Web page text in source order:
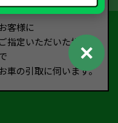
お引取り
お客様に
ご指定いただいた場所ま
お車の引取に伺います。
✕